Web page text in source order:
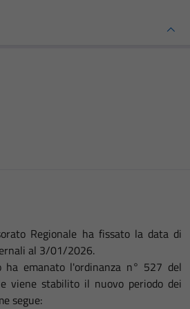
Regionale ha fissato la data di
al 3/01/2026.
ha emanato l'ordinanza n° 527 del
viene stabilito il nuovo periodo dei
segue: